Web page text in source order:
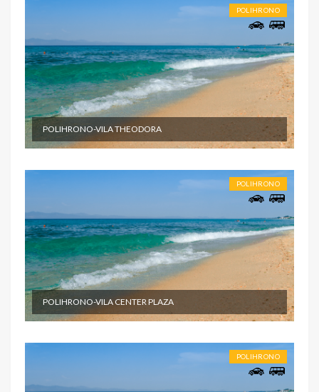
POLIHRONO
POLIHRONO-VILA THEODORA
POLIHRONO
POLIHRONO-VILA CENTER PLAZA
POLIHRONO